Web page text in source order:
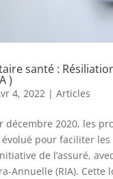
santé :
)
4, 2022| Articles
décembre 2020, les
pour faciliter
de l’assuré,
Annuelle (RIA). Cette